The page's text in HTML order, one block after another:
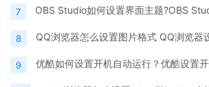
7 OBS Studio如何设置界面主题?OBS
8 QQ浏览器怎么设置图片格式 QQ浏览器
9 优酷如何设置开机自动运行？优酷设置